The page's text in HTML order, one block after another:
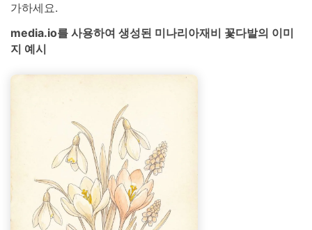
가하세요.
media.io를 사용하여 생성된 미나리아재비 꽃다발의 이미
지 예시